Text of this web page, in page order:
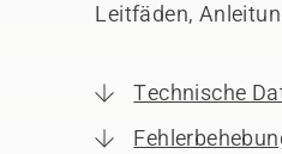
Leitfäden,
Technische